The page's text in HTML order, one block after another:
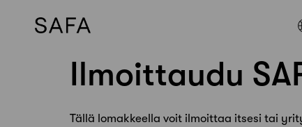
Ilmoittaudu
Tällä lomakkeella voit ilmoittaa itsesi tai